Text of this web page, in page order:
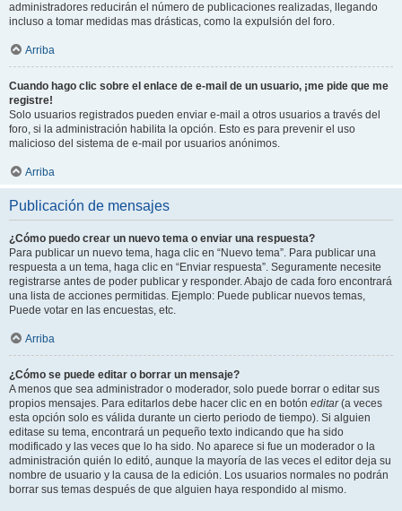
administradores reducirán el número de publicaciones realizadas, llegando
incluso a tomar medidas mas drásticas, como la expulsión del foro.
Arriba
Cuando hago clic sobre el enlace de e-mail de un usuario, ¡me pide que me
registre!
Solo usuarios registrados pueden enviar e-mail a otros usuarios a través del
foro, si la administración habilita la opción. Esto es para prevenir el uso
malicioso del sistema de e-mail por usuarios anónimos.
Arriba
Publicación de mensajes
¿Cómo puedo crear un nuevo tema o enviar una respuesta?
Para publicar un nuevo tema, haga clic en “Nuevo tema”. Para publicar una
respuesta a un tema, haga clic en “Enviar respuesta”. Seguramente necesite
registrarse antes de poder publicar y responder. Abajo de cada foro encontrará
una lista de acciones permitidas. Ejemplo: Puede publicar nuevos temas,
Puede votar en las encuestas, etc.
Arriba
¿Cómo se puede editar o borrar un mensaje?
A menos que sea administrador o moderador, solo puede borrar o editar sus
propios mensajes. Para editarlos debe hacer clic en en botón editar(a veces
esta opción solo es válida durante un cierto periodo de tiempo). Si alguien
editase su tema, encontrará un pequeño texto indicando que ha sido
modificado y las veces que lo ha sido. No aparece si fue un moderador o la
administración quién lo editó, aunque la mayoría de las veces el editor deja su
nombre de usuario y la causa de la edición. Los usuarios normales no podrán
borrar sus temas después de que alguien haya respondido al mismo.